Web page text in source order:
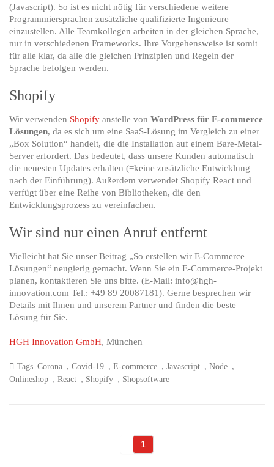
(Javascript). So ist es nicht nötig für verschiedene weitere
Programmiersprachen zusätzliche qualifizierte Ingenieure
einzustellen. Alle Teamkollegen arbeiten in der gleichen Sprache,
nur in verschiedenen Frameworks. Ihre Vorgehensweise ist somit
für alle klar, da alle die gleichen Prinzipien und Regeln der
Sprache befolgen werden.
Shopify
Wir verwenden Shopify anstelle von WordPress für E-commerce
Lösungen, da es sich um eine SaaS-Lösung im Vergleich zu einer
„Box Solution“ handelt, die die Installation auf einem Bare-Metal-
Server erfordert. Das bedeutet, dass unsere Kunden automatisch
die neuesten Updates erhalten (=keine zusätzliche Entwicklung
nach der Einführung). Außerdem verwendet Shopify React und
verfügt über eine Reihe von Bibliotheken, die den
Entwicklungsprozess zu vereinfachen.
Wir sind nur einen Anruf entfernt
Vielleicht hat Sie unser Beitrag „So erstellen wir E-Commerce
Lösungen“ neugierig gemacht. Wenn Sie ein E-Commerce-Projekt
planen, kontaktieren Sie uns bitte. (E-Mail: info@hgh-
innovation.com Tel.: +49 89 20087181). Gerne besprechen wir
Details mit Ihnen und unserem Partner und finden die beste
Lösung für Sie.
HGH Innovation GmbH, München
Tags Corona , Covid-19 , E-commerce , Javascript , Node ,
Onlineshop , React , Shopify , Shopsoftware
1